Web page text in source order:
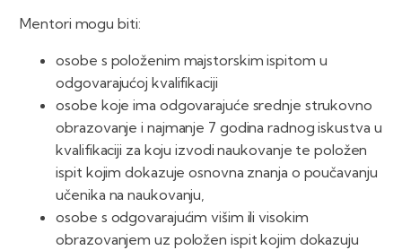
Mentori mogu biti:
osobe s položenim majstorskim ispitom u
odgovarajućoj kvalifikaciji
osobe koje ima odgovarajuće srednje strukovno
obrazovanje i najmanje 7 godina radnog iskustva u
kvalifikaciji za koju izvodi naukovanje te položen
ispit kojim dokazuje osnovna znanja o poučavanju
učenika na naukovanju,
osobe s odgovarajućim višim ili visokim
obrazovanjem uz položen ispit kojim dokazuju